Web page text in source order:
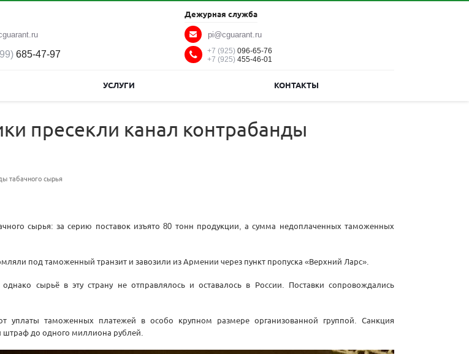
685-47-97
Дежурная служба
pi@cguarant.ru
+7 (925)096-65-76
+7 (925)455-46-01
УСЛУГИ КОНТАКТЫ
пресекли канал контрабанды
табачного сырья
сырья: за серию поставок изъято 80 тонн продукции, а сумма недоплаченных таможенных
под таможенный транзит и завозили из Армении через пункт пропуска «Верхний Ларс».
сырьё в эту страну не отправлялось и оставалось в России. Поставки сопровождались
таможенных платежей в особо крупном размере организованной группой. Санкция
штраф до одного миллиона рублей.